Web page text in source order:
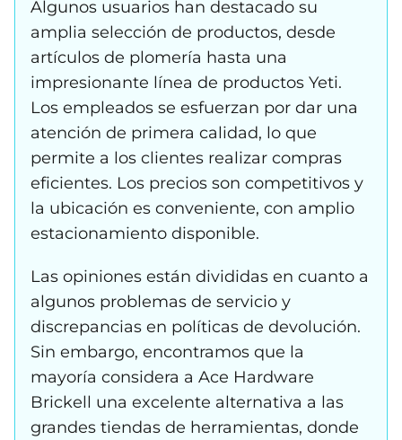
Algunos usuarios han destacado su
amplia selección de productos, desde
artículos de plomería hasta una
impresionante línea de productos Yeti.
Los empleados se esfuerzan por dar una
atención de primera calidad, lo que
permite a los clientes realizar compras
eficientes. Los precios son competitivos y
la ubicación es conveniente, con amplio
estacionamiento disponible.
Las opiniones están divididas en cuanto a
algunos problemas de servicio y
discrepancias en políticas de devolución.
Sin embargo, encontramos que la
mayoría considera a Ace Hardware
Brickell una excelente alternativa a las
grandes tiendas de herramientas, donde